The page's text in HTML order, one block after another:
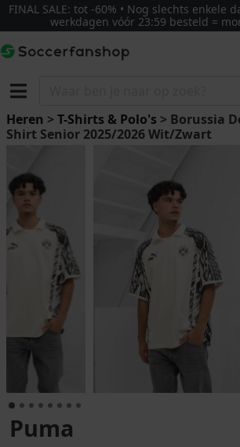
FINAL SALE: tot -60% • Nog slechts enkele
werkdagen vóór 23:59 besteld =
Heren >T-Shirts & Polo's > Borussia
Shirt Senior 2025/2026 Wit/Zwart
Puma